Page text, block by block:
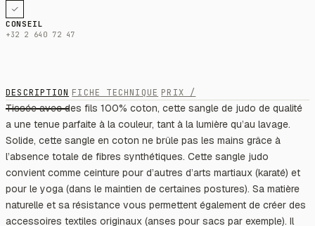
CONSEIL
+32 2 640 72 47
DESCRIPTION FICHE TECHNIQUE PRIX /
Tissée avec des fils 100% coton, cette sangle de judo de qualité
a une tenue parfaite à la couleur, tant à la lumière qu’au lavage.
Solide, cette sangle en coton ne brûle pas les mains grâce à
l’absence totale de fibres synthétiques. Cette sangle judo
convient comme ceinture pour d’autres d’arts martiaux (karaté) et
pour le yoga (dans le maintien de certaines postures). Sa matière
naturelle et sa résistance vous permettent également de créer des
accessoires textiles originaux (anses pour sacs par exemple). Il